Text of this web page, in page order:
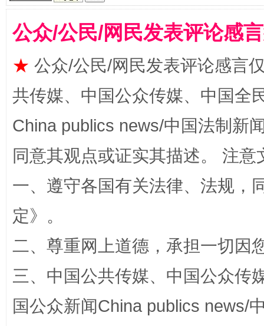
一颗心始终滚烫 还
公众/公民/网民发表评论感
★ 公众/公民/网民发表评论感言
共传媒、中国公众传媒、中国全
China publics news/中国法制新
同意其观点或证实其描述。 注
一、遵守各国有关法律、法规，
定》。
二、尊重网上道德，承担一切因
三、中国公共传媒、中国公众传
国公众新闻China publics news/